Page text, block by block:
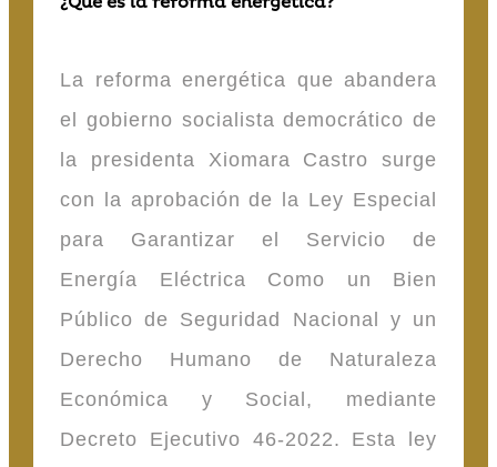
La reforma energética que abandera
el gobierno socialista democrático de
la presidenta Xiomara Castro surge
con la aprobación de la Ley Especial
para Garantizar el Servicio de
Energía Eléctrica Como un Bien
Público de Seguridad Nacional y un
Derecho Humano de Naturaleza
Económica y Social, mediante
Decreto Ejecutivo 46-2022. Esta ley